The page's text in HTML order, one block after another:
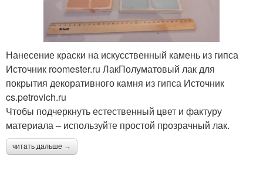
Нанесение краски на искусственный камень из гипса
Источник roomester.ru ЛакПолуматовый лак для
покрытия декоративного камня из гипса Источник
cs.petrovich.ru
Чтобы подчеркнуть естественный цвет и фактуру
материала – используйте простой прозрачный лак.
читать дальше →